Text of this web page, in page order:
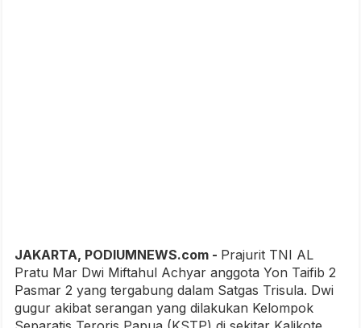
JAKARTA, PODIUMNEWS.com - Prajurit TNI AL
Pratu Mar Dwi Miftahul Achyar anggota Yon Taifib 2
Pasmar 2 yang tergabung dalam Satgas Trisula. Dwi
gugur akibat serangan yang dilakukan Kelompok